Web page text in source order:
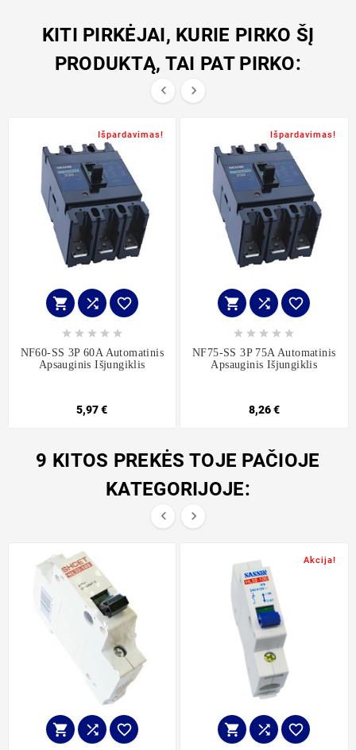
KITI PIRKĖJAI, KURIE PIRKO ŠĮ
PRODUKTĄ, TAI PAT PIRKO:
 
Išpardavimas!
  
    
NF60-SS 3P 60A Automatinis
Apsauginis Išjungiklis
5,97 €
Išpardavimas!
  
    
NF75-SS 3P 75A Automatinis
Apsauginis Išjungiklis
8,26 €
9 KITOS PREKĖS TOJE PAČIOJE
KATEGORIJOJE:
 
  
Akcija!
  